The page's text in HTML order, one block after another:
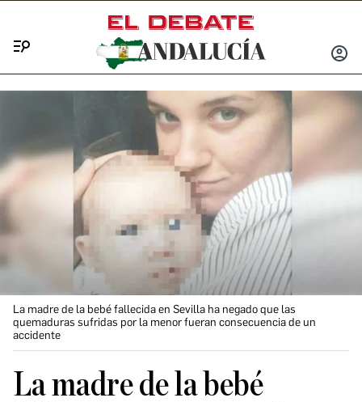
INICIAR
La madre de la bebé fallecida en Sevilla ha negado que las
quemaduras sufridas por la menor fueran consecuencia de un
accidente
La madre de la bebé